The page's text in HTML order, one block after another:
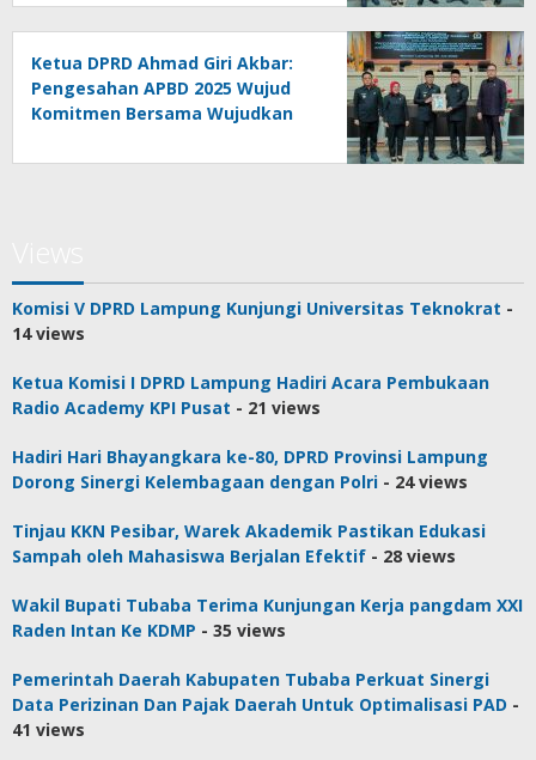
Ketua DPRD Ahmad Giri Akbar:
Pengesahan APBD 2025 Wujud
Komitmen Bersama Wujudkan
Komisi V DPRD Lampung Kunjungi Universitas Teknokrat -
14 views
Ketua Komisi I DPRD Lampung Hadiri Acara Pembukaan
Radio Academy KPI Pusat - 21 views
Hadiri Hari Bhayangkara ke-80, DPRD Provinsi Lampung
Dorong Sinergi Kelembagaan dengan Polri - 24 views
Tinjau KKN Pesibar, Warek Akademik Pastikan Edukasi
Sampah oleh Mahasiswa Berjalan Efektif - 28 views
Wakil Bupati Tubaba Terima Kunjungan Kerja pangdam XXI
Raden Intan Ke KDMP - 35 views
Pemerintah Daerah Kabupaten Tubaba Perkuat Sinergi
Data Perizinan Dan Pajak Daerah Untuk Optimalisasi PAD -
41 views